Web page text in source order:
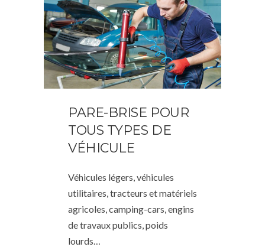
PARE-BRISE POUR
TOUS TYPES DE
VÉHICULE
Véhicules légers, véhicules
utilitaires, tracteurs et matériels
agricoles, camping-cars, engins
de travaux publics, poids
lourds…